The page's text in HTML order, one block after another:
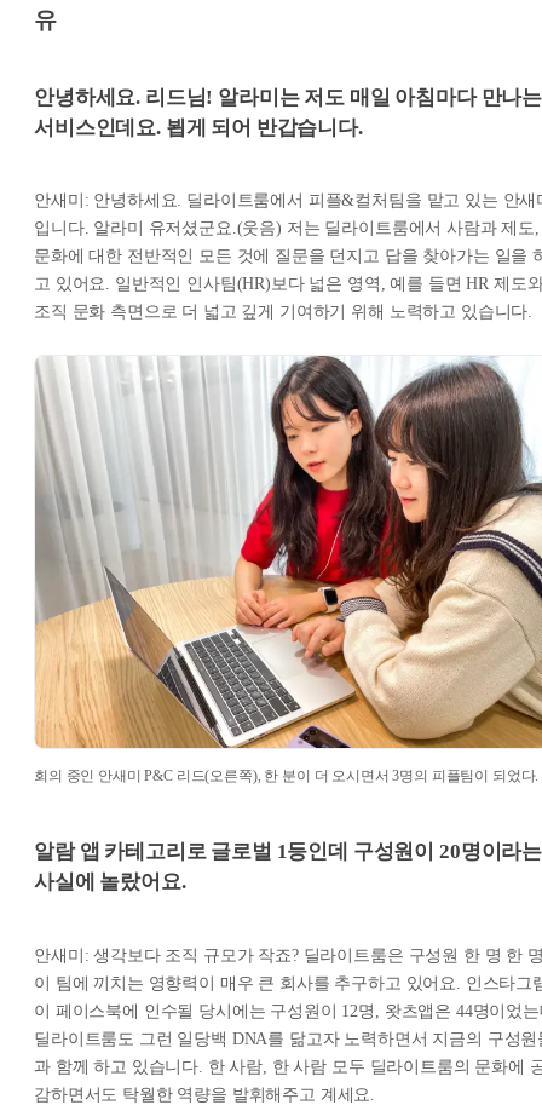
유
안녕하세요. 리드님! 알라미는 저도 매일 아침마다 만나는
서비스인데요. 뵙게 되어 반갑습니다.
안새미: 안녕하세요. 딜라이트룸에서 피플&컬처팀을 맡고 있는 안새
입니다. 알라미 유저셨군요.(웃음) 저는 딜라이트룸에서 사람과 제도,
문화에 대한 전반적인 모든 것에 질문을 던지고 답을 찾아가는 일을
고 있어요. 일반적인 인사팀(HR)보다 넓은 영역, 예를 들면 HR 제도
조직 문화 측면으로 더 넓고 깊게 기여하기 위해 노력하고 있습니다.
회의 중인 안새미 P&C 리드(오른쪽), 한 분이 더 오시면서 3명의 피플팀이 되었다.
알람 앱 카테고리로 글로벌 1등인데 구성원이 20명이라는
사실에 놀랐어요.
안새미: 생각보다 조직 규모가 작죠? 딜라이트룸은 구성원 한 명 한
이 팀에 끼치는 영향력이 매우 큰 회사를 추구하고 있어요. 인스타그
이 페이스북에 인수될 당시에는 구성원이 12명, 왓츠앱은 44명이었
딜라이트룸도 그런 일당백 DNA를 닮고자 노력하면서 지금의 구성원
과 함께 하고 있습니다. 한 사람, 한 사람 모두 딜라이트룸의 문화에
감하면서도 탁월한 역량을 발휘해주고 계세요.